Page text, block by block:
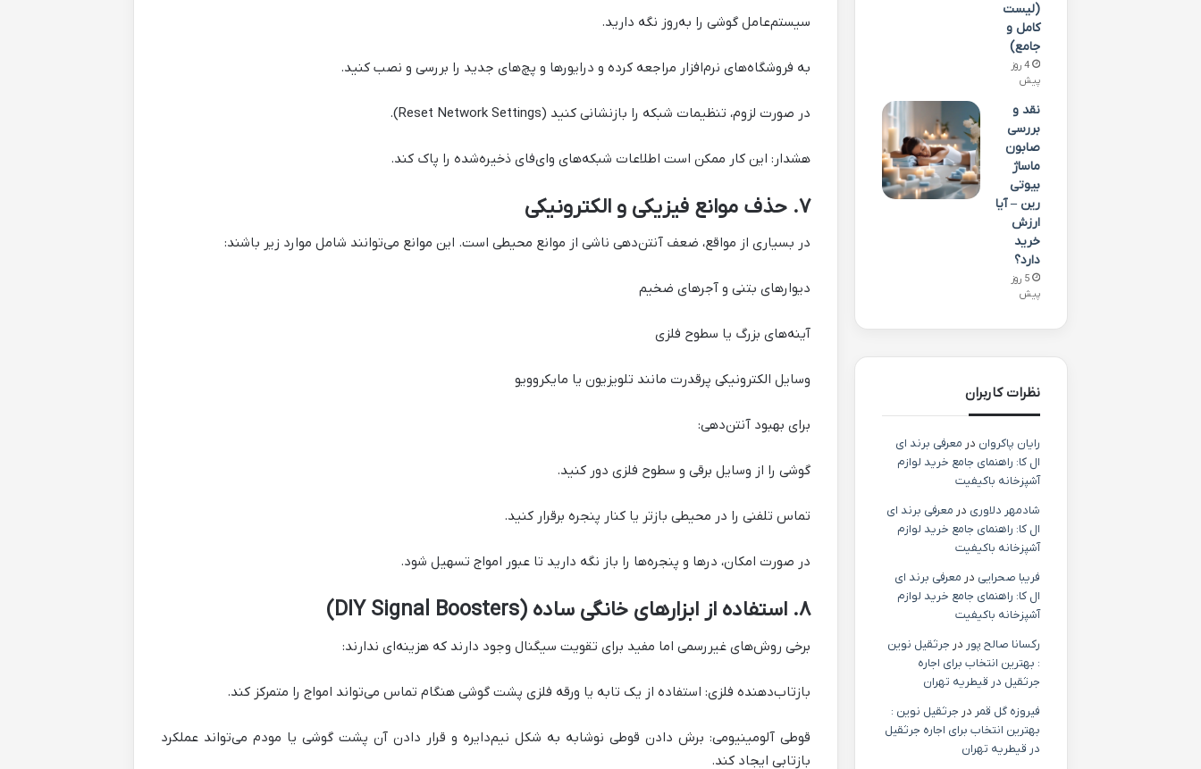
سیستم‌عامل گوشی را به‌روز نگه دارید.
به فروشگاه‌های نرم‌افزار مراجعه کرده و درایورها و پچ‌های جدید را بررسی و نصب کنید.
در صورت لزوم، تنظیمات شبکه را بازنشانی کنید (Reset Network Settings).
هشدار: این کار ممکن است اطلاعات شبکه‌های وای‌فای ذخیره‌شده را پاک کند.
۷. حذف موانع فیزیکی و الکترونیکی
در بسیاری از مواقع، ضعف آنتن‌دهی ناشی از موانع محیطی است. این موانع می‌توانند شامل موارد زیر باشند:
دیوارهای بتنی و آجرهای ضخیم
آینه‌های بزرگ یا سطوح فلزی
وسایل الکترونیکی پرقدرت مانند تلویزیون یا مایکروویو
برای بهبود آنتن‌دهی:
گوشی را از وسایل برقی و سطوح فلزی دور کنید.
تماس تلفنی را در محیطی بازتر یا کنار پنجره برقرار کنید.
در صورت امکان، درها و پنجره‌ها را باز نگه دارید تا عبور امواج تسهیل شود.
۸. استفاده از ابزارهای خانگی ساده (DIY Signal Boosters)
برخی روش‌های غیررسمی اما مفید برای تقویت سیگنال وجود دارند که هزینه‌ای ندارند:
بازتاب‌دهنده فلزی: استفاده از یک تابه یا ورقه فلزی پشت گوشی هنگام تماس می‌تواند امواج را متمرکز کند.
قوطی آلومینیومی: برش دادن قوطی نوشابه به شکل نیم‌دایره و قرار دادن آن پشت گوشی یا مودم می‌تواند عملکرد
بازتابی ایجاد کند.
(لیست
کامل و
جامع)
4 روز
پیش
نقد و
بررسی
صابون
ماساژ
بیوتی
رین – آیا
ارزش
خرید
دارد؟
5 روز
پیش
نظرات کاربران
رایان پاکروان در معرفی برند ای
ال کا: راهنمای جامع خرید لوازم
آشپزخانه باکیفیت
شادمهر دلاوری در معرفی برند ای
ال کا: راهنمای جامع خرید لوازم
آشپزخانه باکیفیت
فریبا صحرایی در معرفی برند ای
ال کا: راهنمای جامع خرید لوازم
آشپزخانه باکیفیت
رکسانا صالح پور در جرثقیل نوین
: بهترین انتخاب برای اجاره
جرثقیل در قیطریه تهران
فیروزه گل قمر در جرثقیل نوین :
بهترین انتخاب برای اجاره جرثقیل
در قیطریه تهران